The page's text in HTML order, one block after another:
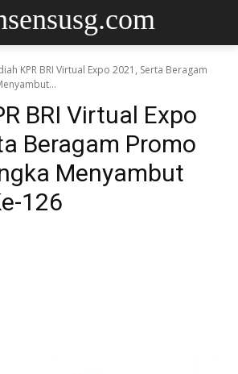
KPR BRI Virtual Expo 2021, Serta Beragam
BRI Virtual Expo
Beragam Promo
Menyambut
126